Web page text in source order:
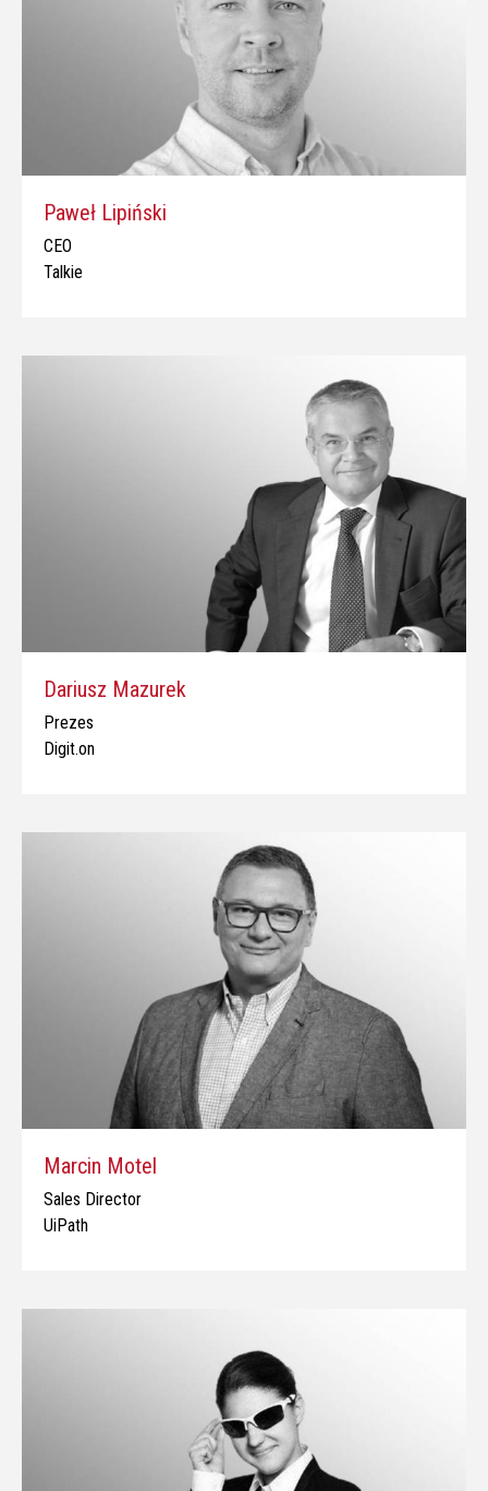
Paweł Lipiński
CEO
Talkie
Dariusz Mazurek
Prezes
Digit.on
Marcin Motel
Sales Director
UiPath